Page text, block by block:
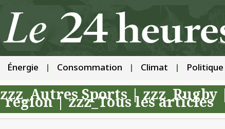
Énergie Consommation Climat Politique
zzz_Autres Sports| zzz_Rugby|
région|zzz_Tous les articles